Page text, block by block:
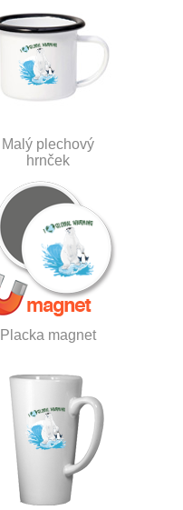
Malý plechový
hrnček
Placka magnet